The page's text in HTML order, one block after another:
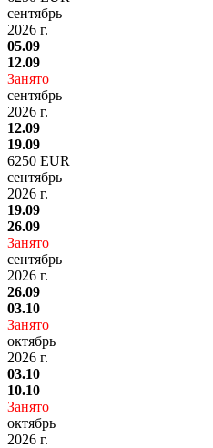
сентябрь
2026 г.
05.09
12.09
Занято
сентябрь
2026 г.
12.09
19.09
6250 EUR
сентябрь
2026 г.
19.09
26.09
Занято
сентябрь
2026 г.
26.09
03.10
Занято
октябрь
2026 г.
03.10
10.10
Занято
октябрь
2026 г.